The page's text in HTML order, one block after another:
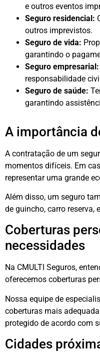
e outros eventos
Seguro residencial:
outros imprevistos.
Seguro de vida:
garantindo o
Seguro empresarial:
responsabilidade
Seguro de saúde:
garantindo
A importância
A contratação de um
momentos difíceis. Em
representar uma grande
Além disso, um seguro
de guincho, carro reserva,
Coberturas
necessidades
Na CMULTI Seguros,
oferecemos coberturas
Nossa equipe de
coberturas mais
protegido de acordo com
Cidades